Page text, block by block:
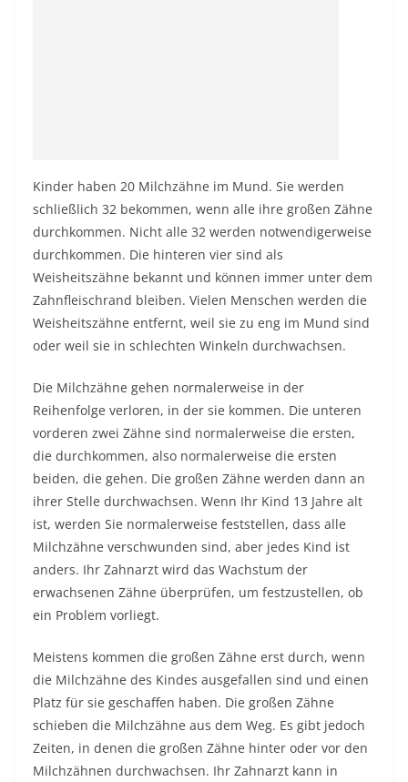
Kinder haben 20 Milchzähne im Mund. Sie werden
schließlich 32 bekommen, wenn alle ihre großen Zähne
durchkommen. Nicht alle 32 werden notwendigerweise
durchkommen. Die hinteren vier sind als
Weisheitszähne bekannt und können immer unter dem
Zahnfleischrand bleiben. Vielen Menschen werden die
Weisheitszähne entfernt, weil sie zu eng im Mund sind
oder weil sie in schlechten Winkeln durchwachsen.
Die Milchzähne gehen normalerweise in der
Reihenfolge verloren, in der sie kommen. Die unteren
vorderen zwei Zähne sind normalerweise die ersten,
die durchkommen, also normalerweise die ersten
beiden, die gehen. Die großen Zähne werden dann an
ihrer Stelle durchwachsen. Wenn Ihr Kind 13 Jahre alt
ist, werden Sie normalerweise feststellen, dass alle
Milchzähne verschwunden sind, aber jedes Kind ist
anders. Ihr Zahnarzt wird das Wachstum der
erwachsenen Zähne überprüfen, um festzustellen, ob
ein Problem vorliegt.
Meistens kommen die großen Zähne erst durch, wenn
die Milchzähne des Kindes ausgefallen sind und einen
Platz für sie geschaffen haben. Die großen Zähne
schieben die Milchzähne aus dem Weg. Es gibt jedoch
Zeiten, in denen die großen Zähne hinter oder vor den
Milchzähnen durchwachsen. Ihr Zahnarzt kann in